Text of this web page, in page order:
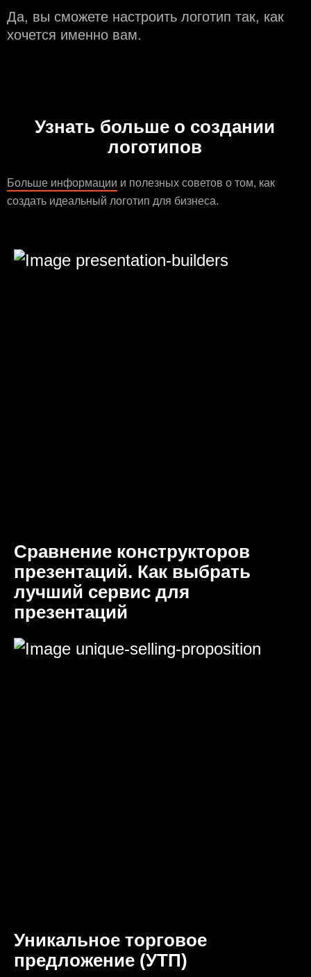
Да, вы сможете настроить логотип так, как
хочется именно вам.
Узнать больше о создании
логотипов
Больше информации и полезных советов о том, как
создать идеальный логотип для бизнеса.
Сравнение конструкторов
презентаций. Как выбрать
лучший сервис для
презентаций
Уникальное торговое
предложение (УТП)